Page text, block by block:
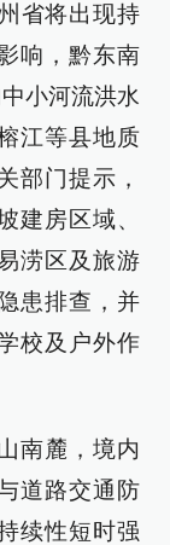
省将出现持
响，黔东南
小河流洪水
江等县地质
部门提示，
建房区域、
涝区及旅游
患排查，并
校及户外作
南麓，境内
道路交通防
续性短时强